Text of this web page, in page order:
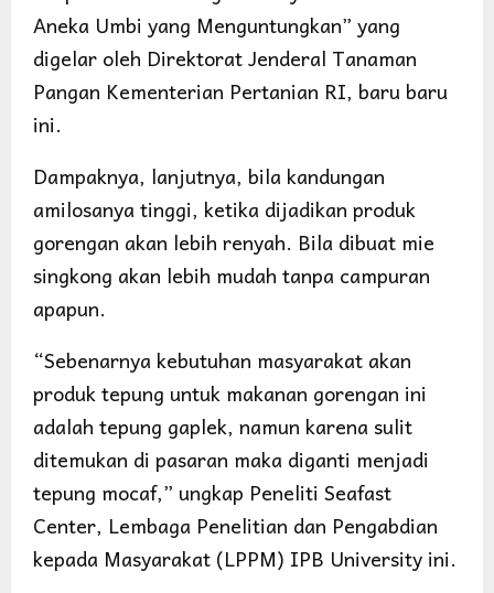
Aneka Umbi yang Menguntungkan” yang
digelar oleh Direktorat Jenderal Tanaman
Pangan Kementerian Pertanian RI, baru baru
ini.
Dampaknya, lanjutnya, bila kandungan
amilosanya tinggi, ketika dijadikan produk
gorengan akan lebih renyah. Bila dibuat mie
singkong akan lebih mudah tanpa campuran
apapun.
“Sebenarnya kebutuhan masyarakat akan
produk tepung untuk makanan gorengan ini
adalah tepung gaplek, namun karena sulit
ditemukan di pasaran maka diganti menjadi
tepung mocaf,” ungkap Peneliti Seafast
Center, Lembaga Penelitian dan Pengabdian
kepada Masyarakat (LPPM) IPB University ini.